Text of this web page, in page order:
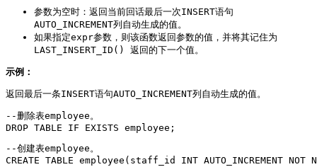
参数为空时：返回当前回话最后一次INSERT语句
AUTO_INCREMENT列自动生成的值。
如果指定expr参数，则该函数返回参数的值，并将其记住为
LAST_INSERT_ID() 返回的下一个值。
示例：
返回最后一条INSERT语句AUTO_INCREMENT列自动生成的值。
--删除表employee。
DROP TABLE IF EXISTS employee;
--创建表employee。
CREATE TABLE employee(staff_id INT AUTO_INCREMENT